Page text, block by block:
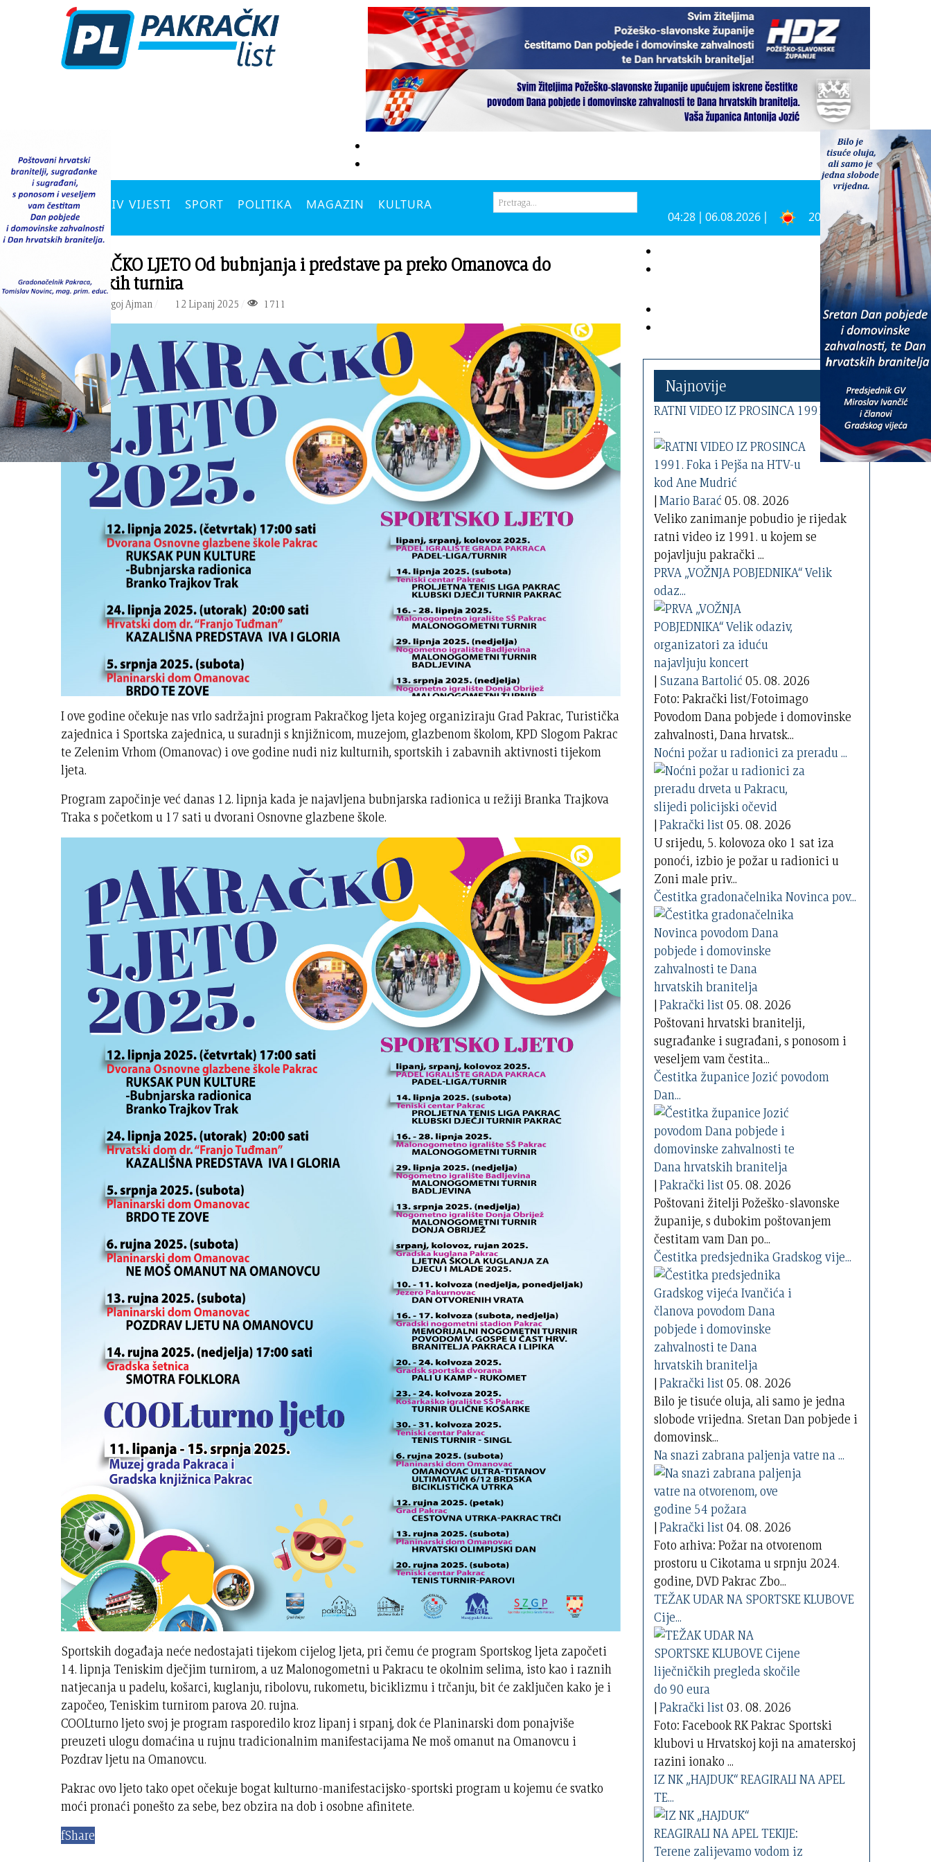
ARHIV VIJESTI SPORT POLITIKA MAGAZIN KULTURA
04:28 | 06.08.2026 | 20°C
PAKRAČKO LJETO Od bubnjanja i predstave pa preko Omanovca do
sportskih turnira
Domagoj Ajman 12 Lipanj 2025 1711
I ove godine očekuje nas vrlo sadržajni program Pakračkog ljeta kojeg organiziraju Grad Pakrac, Turistička
zajednica i Sportska zajednica, u suradnji s knjižnicom, muzejom, glazbenom školom, KPD Slogom Pakrac
te Zelenim Vrhom (Omanovac) i ove godine nudi niz kulturnih, sportskih i zabavnih aktivnosti tijekom
ljeta.
Program započinje već danas 12. lipnja kada je najavljena bubnjarska radionica u režiji Branka Trajkova
Traka s početkom u 17 sati u dvorani Osnovne glazbene škole.
Sportskih događaja neće nedostajati tijekom cijelog ljeta, pri čemu će program Sportskog ljeta započeti
14. lipnja Teniskim dječjim turnirom, a uz Malonogometni u Pakracu te okolnim selima, isto kao i raznih
natjecanja u padelu, košarci, kuglanju, ribolovu, rukometu, biciklizmu i trčanju, bit će zaključen kako je i
započeo, Teniskim turnirom parova 20. rujna.
COOLturno ljeto svoj je program rasporedilo kroz lipanj i srpanj, dok će Planinarski dom ponajviše
preuzeti ulogu domaćina u rujnu tradicionalnim manifestacijama Ne moš omanut na Omanovcu i
Pozdrav ljetu na Omanovcu.
Pakrac ovo ljeto tako opet očekuje bogat kulturno-manifestacijsko-sportski program u kojemu će svatko
moći pronaći ponešto za sebe, bez obzira na dob i osobne afinitete.
fShare
Najnovije
RATNI VIDEO IZ PROSINCA 1991. Foka
...
|Mario Barać 05. 08. 2026
Veliko zanimanje pobudio je rijedak
ratni video iz 1991. u kojem se
pojavljuju pakrački ...
PRVA „VOŽNJA POBJEDNIKA“ Velik
odaz...
| Suzana Bartolić 05. 08. 2026
Foto: Pakrački list/Fotoimago
Povodom Dana pobjede i domovinske
zahvalnosti, Dana hrvatsk...
Noćni požar u radionici za preradu ...
|Pakrački list05. 08. 2026
U srijedu, 5. kolovoza oko 1 sat iza
ponoći, izbio je požar u radionici u
Zoni male priv...
Čestitka gradonačelnika Novinca pov...
|Pakrački list05. 08. 2026
Poštovani hrvatski branitelji,
sugrađanke i sugrađani, s ponosom i
veseljem vam čestita...
Čestitka županice Jozić povodom
Dan...
|Pakrački list05. 08. 2026
Poštovani žitelji Požeško-slavonske
županije, s dubokim poštovanjem
čestitam vam Dan po...
Čestitka predsjednika Gradskog vije...
|Pakrački list05. 08. 2026
Bilo je tisuće oluja, ali samo je jedna
slobode vrijedna. Sretan Dan pobjede i
domovinsk...
Na snazi zabrana paljenja vatre na ...
|Pakrački list04. 08. 2026
Foto arhiva: Požar na otvorenom
prostoru u Cikotama u srpnju 2024.
godine, DVD Pakrac Zbo...
TEŽAK UDAR NA SPORTSKE KLUBOVE
Cije...
|Pakrački list03. 08. 2026
Foto: Facebook RK Pakrac Sportski
klubovi u Hrvatskoj koji na amaterskoj
razini ionako ...
IZ NK „HAJDUK“ REAGIRALI NA APEL
TE...